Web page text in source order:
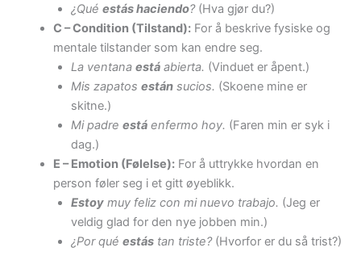
¿Quéestás haciendo?(Hva gjør du?)
C – Condition (Tilstand): For å beskrive fysiske og
mentale tilstander som kan endre seg.
La ventanaestá abierta. (Vinduet er åpent.)
Mis zapatosestán sucios. (Skoene mine er
skitne.)
Mi padreestá enfermo hoy. (Faren min er syk i
dag.)
E – Emotion (Følelse): For å uttrykke hvordan en
person føler seg i et gitt øyeblikk.
Estoy muy feliz con mi nuevo trabajo. (Jeg er
veldig glad for den nye jobben min.)
¿Por quéestás tan triste?(Hvorfor er du så trist?)